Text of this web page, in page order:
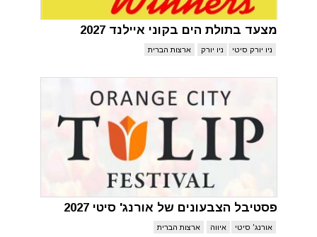
מצעד בתולת הים בקוני איילנד 2027
ניו יורק סיטי ניו יורק ארצות הברית
פסטיבל הצבעונים של אורנג' סיטי 2027
אורנג' סיטי איווה ארצות הברית